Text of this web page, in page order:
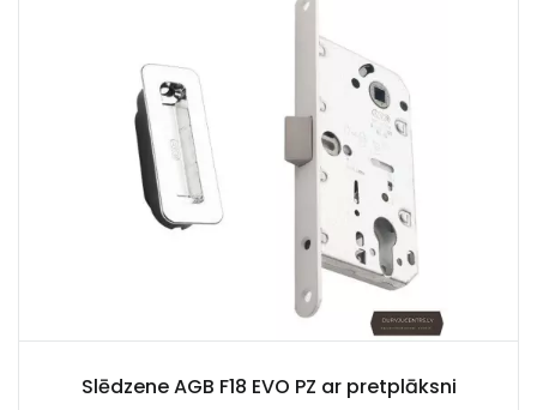
Slēdzene AGB F18 EVO PZ ar pretplāksni